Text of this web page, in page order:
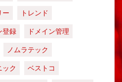
ー
トレンド
登録
ドメイン管理
ノムラテック
ク
ベストコ